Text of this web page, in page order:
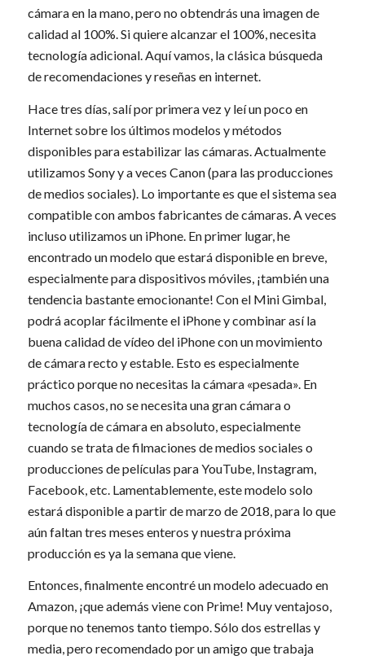
cámara en la mano, pero no obtendrás una imagen de
calidad al 100%. Si quiere alcanzar el 100%, necesita
tecnología adicional. Aquí vamos, la clásica búsqueda
de recomendaciones y reseñas en internet.
Hace tres días, salí por primera vez y leí un poco en
Internet sobre los últimos modelos y métodos
disponibles para estabilizar las cámaras. Actualmente
utilizamos Sony y a veces Canon (para las producciones
de medios sociales). Lo importante es que el sistema sea
compatible con ambos fabricantes de cámaras. A veces
incluso utilizamos un iPhone. En primer lugar, he
encontrado un modelo que estará disponible en breve,
especialmente para dispositivos móviles, ¡también una
tendencia bastante emocionante! Con el Mini Gimbal,
podrá acoplar fácilmente el iPhone y combinar así la
buena calidad de vídeo del iPhone con un movimiento
de cámara recto y estable. Esto es especialmente
práctico porque no necesitas la cámara «pesada». En
muchos casos, no se necesita una gran cámara o
tecnología de cámara en absoluto, especialmente
cuando se trata de filmaciones de medios sociales o
producciones de películas para YouTube, Instagram,
Facebook, etc. Lamentablemente, este modelo solo
estará disponible a partir de marzo de 2018, para lo que
aún faltan tres meses enteros y nuestra próxima
producción es ya la semana que viene.
Entonces, finalmente encontré un modelo adecuado en
Amazon, ¡que además viene con Prime! Muy ventajoso,
porque no tenemos tanto tiempo. Sólo dos estrellas y
media, pero recomendado por un amigo que trabaja